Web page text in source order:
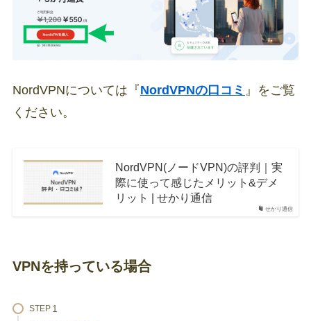
NordVPNについては『NordVPNの口コミ 』をご覧
ください。
せかり通信
NordVPN(ノードVPN)の評判｜実
際に使って感じたメリット&デメ
リット | せかり通信
VPNを持っている場合
STEP